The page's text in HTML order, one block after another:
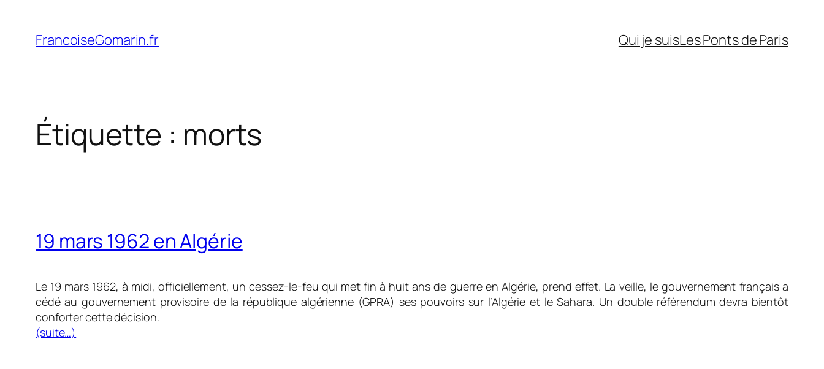
contenu
FrancoiseGomarin.fr Qui je suisLes Ponts de Paris
Étiquette : morts
19 mars 1962 en Algérie
Le 19 mars 1962, à midi, officiellement, un cessez-le-feu qui met fin à huit ans de guerre en Algérie, prend effet. La veille, le gouvernement français a
cédé au gouvernement provisoire de la république algérienne (GPRA) ses pouvoirs sur l’Algérie et le Sahara. Un double référendum devra bientôt
conforter cette décision.
(suite…)